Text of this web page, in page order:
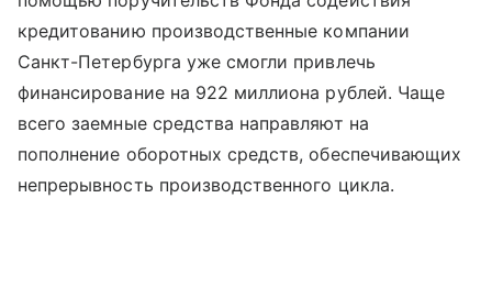
кредитованию производственные компании
Санкт-Петербурга уже смогли привлечь
финансирование на 922 миллиона рублей. Чаще
всего заемные средства направляют на
пополнение оборотных средств, обеспечивающих
непрерывность производственного цикла.